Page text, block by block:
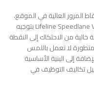
العالية في الموقع،
مسألة ذات أولوية. تقوم بوابة السرعة Lifeline Speedlane Vision بتوجيه
من الاحتكاك إلى النقطة
متطورة لا تعمل باللمس
إلى البنية الأساسية
تكاليف التوظيف في